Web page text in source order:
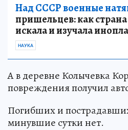
Над СССР военные
пришельцев: как страна
искала и изучала
НАУКА
А в деревне Колычевка
повреждения получил
Погибших и
минувшие сутки нет.